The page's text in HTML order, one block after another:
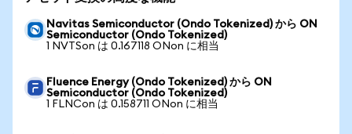
Navitas Semiconductor (Ondo Tokenized) から ON
Semiconductor (Ondo Tokenized)
1 NVTSon は 0.167118 ONon に相当
Fluence Energy (Ondo Tokenized) から ON
Semiconductor (Ondo Tokenized)
1 FLNCon は 0.158711 ONon に相当